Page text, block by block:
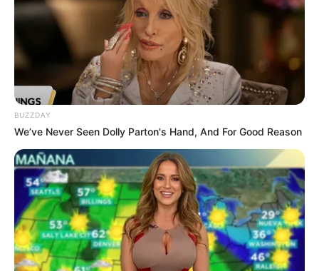
Langka Banget! 10 Pose Lucu
Katak yang Bikin Ketawa
Gemes
BUZZDAY
We’ve Never Seen Dolly Parton's Hand, And For Good Reason